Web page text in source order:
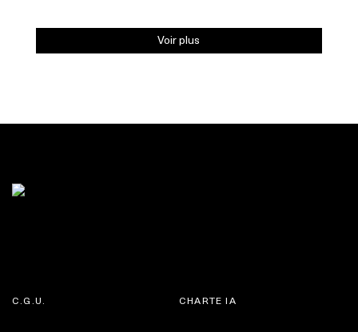
Voir plus
C.G.U. CHARTE IA